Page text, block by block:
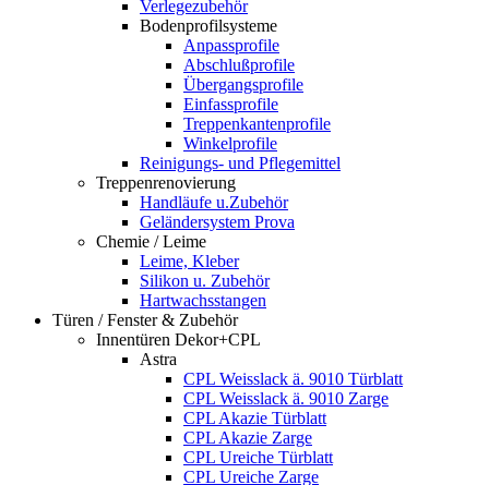
Verlegezubehör
Bodenprofilsysteme
Anpassprofile
Abschlußprofile
Übergangsprofile
Einfassprofile
Treppenkantenprofile
Winkelprofile
Reinigungs- und Pflegemittel
Treppenrenovierung
Handläufe u.Zubehör
Geländersystem Prova
Chemie / Leime
Leime, Kleber
Silikon u. Zubehör
Hartwachsstangen
Türen / Fenster & Zubehör
Innentüren Dekor+CPL
Astra
CPL Weisslack ä. 9010 Türblatt
CPL Weisslack ä. 9010 Zarge
CPL Akazie Türblatt
CPL Akazie Zarge
CPL Ureiche Türblatt
CPL Ureiche Zarge